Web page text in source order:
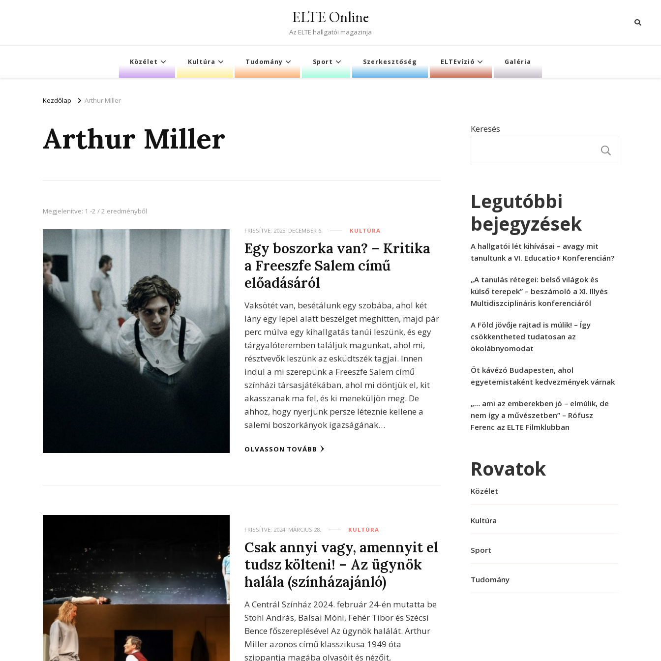
ELTE Online
Az ELTE hallgatói magazinja
Közélet Kultúra Tudomány Sport Szerkesztőség ELTEvízió Galéria
Kezdőlap Arthur Miller
Arthur Miller
Megjelenítve: 1 -2 / 2 eredményből
FRISSÍTVE: 2025. DECEMBER 6. KULTÚRA
Egy boszorka van? – Kritika
a Freeszfe Salem című
előadásáról
Vaksötét van, besétálunk egy szobába, ahol két
lány egy lepel alatt beszélget meghitten, majd pár
perc múlva egy kihallgatás tanúi leszünk, és egy
tárgyalóteremben találjuk magunkat, ahol mi,
résztvevők leszünk az esküdtszék tagjai. Innen
indul a mi szerepünk a Freeszfe Salem című
színházi társasjátékában, ahol mi döntjük el, kit
akasszanak ma fel, és ki meneküljön meg. De
ahhoz, hogy nyerjünk persze léteznie kellene a
salemi boszorkányok igazságának…
OLVASSON TOVÁBB
FRISSÍTVE: 2024. MÁRCIUS 28. KULTÚRA
Csak annyi vagy, amennyit el
tudsz költeni! – Az ügynök
halála (színházajánló)
A Centrál Színház 2024. február 24-én mutatta be
Stohl András, Balsai Móni, Fehér Tibor és Szécsi
Bence főszereplésével Az ügynök halálát. Arthur
Miller azonos című klasszikusa 1949 óta
szippantja magába olvasóit és nézőit,
Keresés
Legutóbbi
bejegyzések
A hallgatói lét kihívásai – avagy mit
tanultunk a VI. Educatio+ Konferencián?
„A tanulás rétegei: belső világok és
külső terepek” – beszámoló a XI. Illyés
Multidiszciplináris konferenciáról
A Föld jövője rajtad is múlik! – Így
csökkentheted tudatosan az
ökolábnyomodat
Öt kávézó Budapesten, ahol
egyetemistaként kedvezmények várnak
„… ami az emberekben jó – elmúlik, de
nem így a művészetben” – Rófusz
Ferenc az ELTE Filmklubban
Rovatok
Közélet
Kultúra
Sport
Tudomány